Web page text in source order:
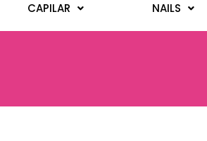
CAPILAR NAILS